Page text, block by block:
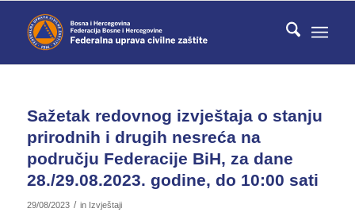
Sažetak redovnog izvještaja o stanju
prirodnih i drugih nesreća na
području Federacije BiH, za dane
28./29.08.2023. godine, do 10:00 sati
29/08/2023 / in Izvještaji